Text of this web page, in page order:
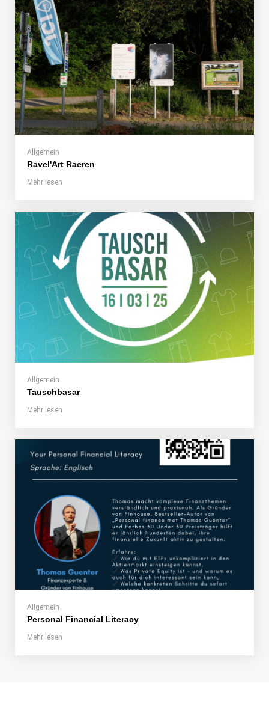
Allgemein
Ravel'Art Raeren
Mehr lesen
Allgemein
Tauschbasar
Mehr lesen
Allgemein
Personal Financial Literacy
Mehr lesen